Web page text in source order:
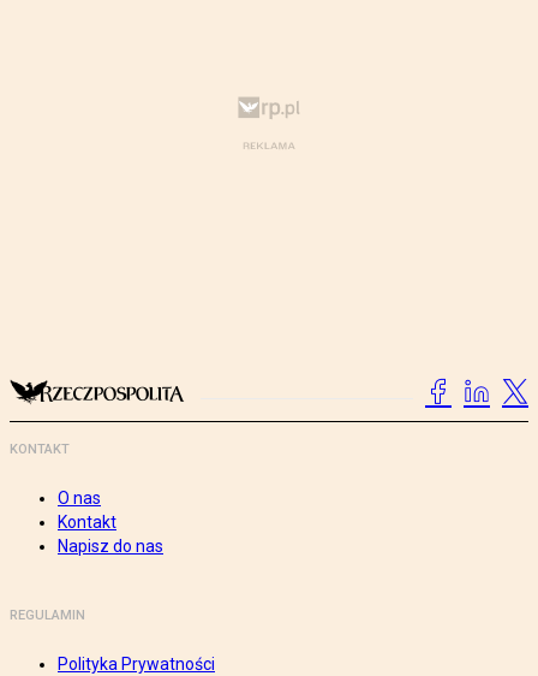
KONTAKT
O nas
Kontakt
Napisz do nas
REGULAMIN
Polityka Prywatności